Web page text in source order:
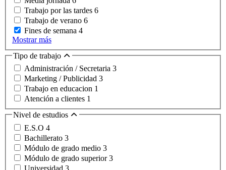
Trabajo por las tardes 6
Trabajo de verano 6
Fines de semana 4
Mostrar más
Tipo de trabajo
Administración / Secretaria 3
Marketing / Publicidad 3
Trabajo en educacion 1
Atención a clientes 1
Nivel de estudios
E.S.O 4
Bachillerato 3
Módulo de grado medio 3
Módulo de grado superior3
Universidad 3